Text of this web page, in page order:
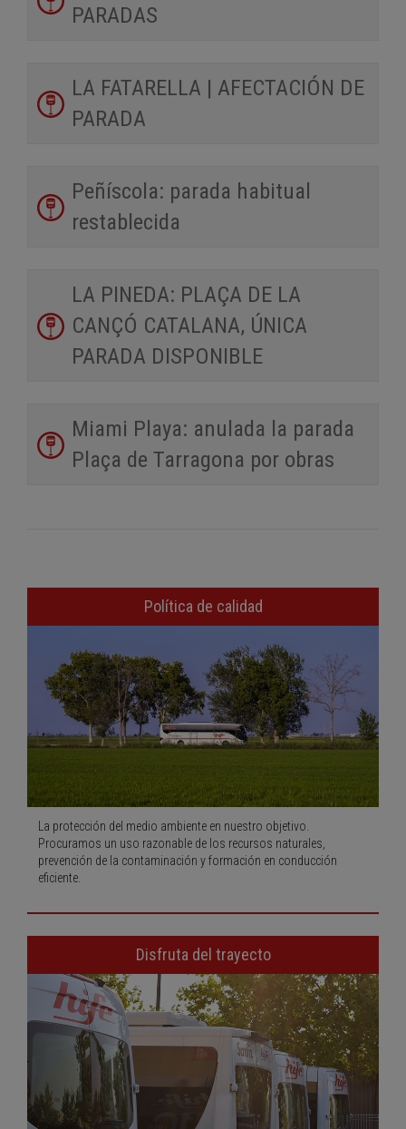
PARADAS
LA FATARELLA | AFECTACIÓN DE
PARADA
Peñíscola: parada habitual
restablecida
LA PINEDA: PLAÇA DE LA
CANÇÓ CATALANA, ÚNICA
PARADA DISPONIBLE
Miami Playa: anulada la parada
Plaça de Tarragona por obras
Política de calidad
La protección del medio ambiente en nuestro objetivo.
Procuramos un uso razonable de los recursos naturales,
prevención de la contaminación y formación en conducción
eficiente.
Disfruta del trayecto